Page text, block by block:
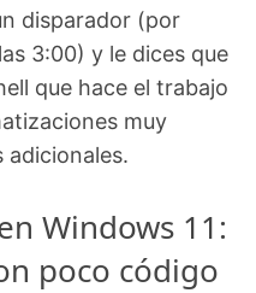
disparador (por
3:00) y le dices que
que hace el trabajo
muy
adicionales.
Windows 11:
poco código